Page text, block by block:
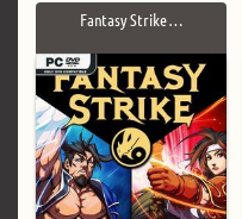
Fantasy Strike …